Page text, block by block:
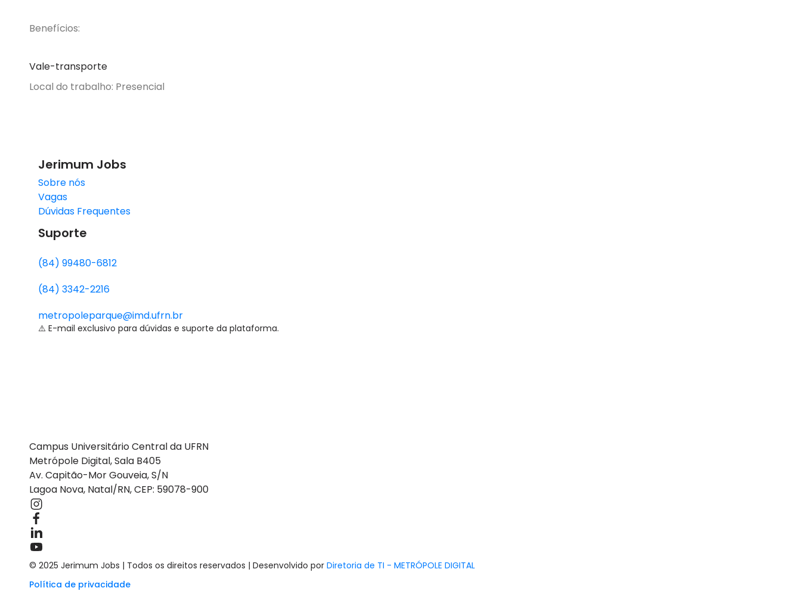
Benefícios:
Vale-transporte
Local do trabalho: Presencial
Jerimum Jobs
Sobre nós
Vagas
Dúvidas Frequentes
Suporte
(84) 99480-6812
(84) 3342-2216
metropoleparque@imd.ufrn.br
⚠️ E-mail exclusivo para dúvidas e suporte da plataforma.
Campus Universitário Central da UFRN
Metrópole Digital, Sala B405
Av. Capitão-Mor Gouveia, S/N
Lagoa Nova, Natal/RN, CEP: 59078-900
© 2025 Jerimum Jobs | Todos os direitos reservados | Desenvolvido por Diretoria de TI - METRÓPOLE DIGITAL
Política de privacidade